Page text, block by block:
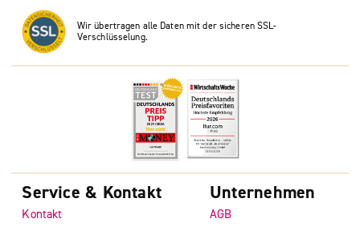
Wir übertragen alle Daten mit der sicheren SSL-
Verschlüsselung.
Service & Kontakt
Kontakt
Unternehmen
AGB